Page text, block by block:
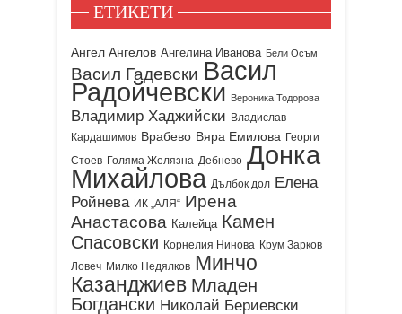
ЕТИКЕТИ
Ангел Ангелов Ангелина Иванова Бели Осъм
Васил Гадевски Васил
Радойчевски Вероника Тодорова
Владимир Хаджийски Владислав
Кардашимов Врабево Вяра Емилова Георги
Стоев Голяма Желязна Дебнево Донка
Михайлова Дълбок дол Елена
Ройнева ИК „АЛЯ“ Ирена
Анастасова Калейца Камен
Спасовски Корнелия Нинова Крум Зарков
Ловеч Милко Недялков Минчо
Казанджиев Младен
Богдански Николай Бериевски